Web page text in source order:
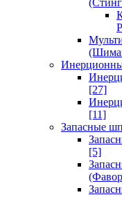
[27]
[11]
Запасные
[5]